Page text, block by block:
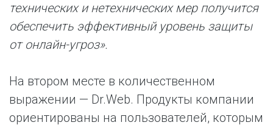
технических и нетехнических мер получится
обеспечить эффективный уровень защиты
от онлайн-угроз».
На втором месте в количественном
выражении — Dr.Web. Продукты компании
ориентированы на пользователей, которым